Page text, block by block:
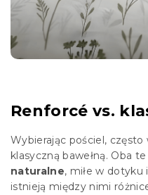
Renforcé vs.
Wybierając pościel,
klasyczną bawełną. Oba
naturalne, miłe w dotyku
istnieją między nimi